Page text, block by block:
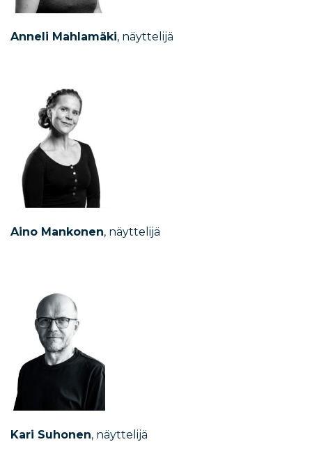
Anneli Mahlamäki, näyttelijä
Aino Mankonen, näyttelijä
Kari Suhonen, näyttelijä